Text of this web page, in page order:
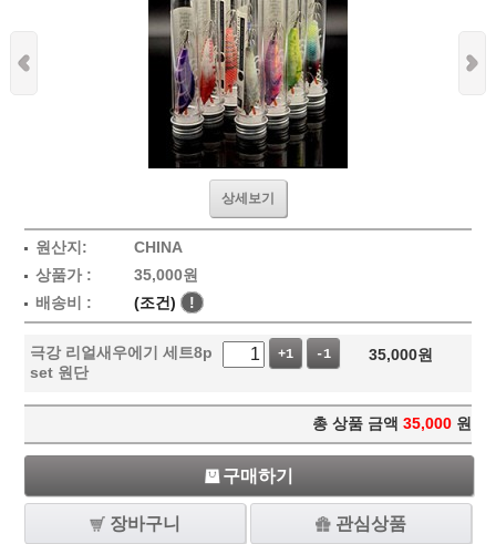
상세보기
원산지:
CHINA
상품가 :
35,000원
배송비 :
(조건) !
극강 리얼새우에기 세트8p
set 원단
+1 -1 35,000원
총 상품 금액 35,000 원
구매하기
장바구니 관심상품